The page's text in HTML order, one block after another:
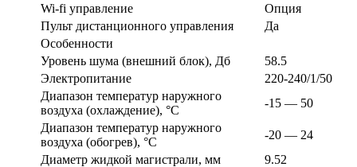
Wi-fi управление
Опция
Пульт дистанционного управления
Да
Особенности
Уровень шума (внешний блок), Дб
58.5
Электропитание
220-240/1/50
Диапазон температур наружного
воздуха (охлаждение), °C
-15 — 50
Диапазон температур наружного
воздуха (обогрев), °C
-20 — 24
Диаметр жидкой магистрали, мм
9.52